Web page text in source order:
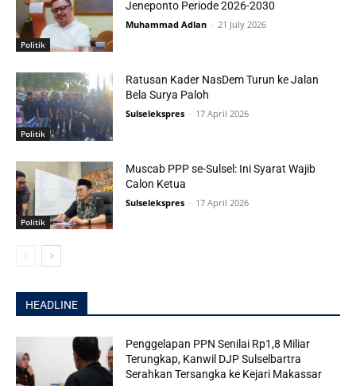
Politik
Jeneponto Periode 2026-2030
Muhammad Adlan - 21 July 2026
Politik
Ratusan Kader NasDem Turun ke Jalan
Bela Surya Paloh
Sulselekspres - 17 April 2026
Politik
Muscab PPP se-Sulsel: Ini Syarat Wajib
Calon Ketua
Sulselekspres - 17 April 2026
HEADLINE
Penggelapan PPN Senilai Rp1,8 Miliar
Terungkap, Kanwil DJP Sulselbartra
Serahkan Tersangka ke Kejari Makassar